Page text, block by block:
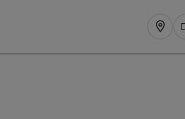
Map